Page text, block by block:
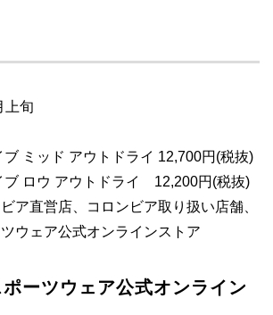
上旬
ブ ミッド アウトドライ 12,700円(税抜)
ブ ロウ アウトドライ 12,200円(税抜)
ア直営店、コロンビア取り扱い店舗、
ウェア公式オンラインストア
ーツウェア公式オンライン